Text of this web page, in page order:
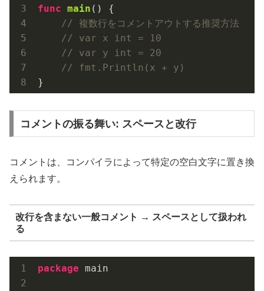
func main ()
{
// 複数行をコメントアウトする推奨方法
// var x int = 10
// var y int = 20
// fmt.Println(x + y)
コメントの振る舞い: スペースと改行
コメントは、コンパイラによって特定の空白文字に置き換
えられます。
改行を含まない一般コメント → スペースとして扱われ
る
package main